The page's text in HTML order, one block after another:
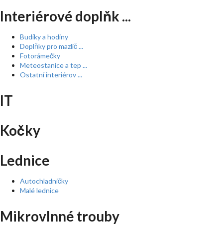
Interiérové doplňk ...
Budíky a hodiny
Doplňky pro mazlíč ...
Fotorámečky
Meteostanice a tep ...
Ostatní interiérov ...
IT
Kočky
Lednice
Autochladničky
Malé lednice
Mikrovlnné trouby